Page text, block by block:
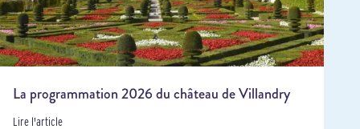
La programmation 2026 du château de Villandry
Lire l'article